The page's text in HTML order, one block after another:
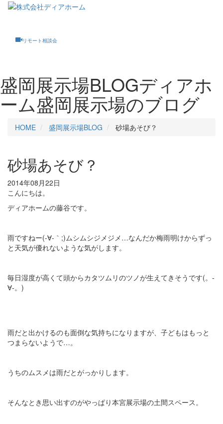
リモート相談会
盛岡展示場BLOGディアホ
ーム盛岡展示場のブログ
HOME 盛岡展示場BLOG 砂場あそび？
砂場あそび？
2014年08月22日
こんにちは。
ディアホームの藤谷です。
雨ですねー(-∀-｀;)ムシムシジメジメ…なんだか梅雨明けからずっ
と天気が優れないような気がします。
毎日湿度が高くて頭からカタツムリのツノが生えてきそうです(。-
∀-。)
雨だと出かけるのも面倒な気持ちになりますが、子どもはもっと
つまらないようで…。
うちのムスメは雨だとがっかりします。
そんなとき思い出すのがやっぱり本宮展示場の土間スペース。